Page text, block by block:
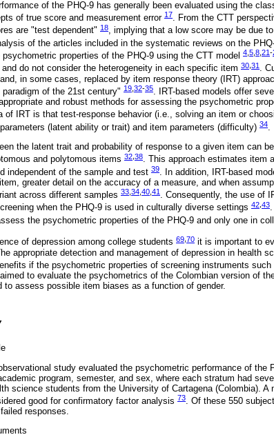
of the PHQ-9 has generally been evaluated using the
of true score and measurement error 17. From the CTT
are "test dependent" 18, implying that a low score may be due
of the articles included in the systematic reviews on the
properties of the PHQ-9 using the CTT model 4 5 8 21-
do not consider the heterogeneity in each specific item 30,31 .
in some cases, replaced by item response theory (IRT)
of the 21st century" 19 32-35. IRT-based models offer
and robust methods for assessing the psychometric
of IRT is that test-response behavior (i.e., solving an item or
(latent ability or trait) and item parameters (difficulty) 34.
the latent trait and probability of response to a given item can
and polytomous items 32 38. This approach estimates item
independent of the sample and test 39
. In addition, IRT-based
greater detail on the accuracy of a measure, and when
across different samples 33 34 40 41 . Consequently, the use of
when the PHQ-9 is used in culturally diverse settings 42 43
the psychometric properties of the PHQ-9 and only one in
of depression among college students 69 70 it is important to
appropriate detection and management of depression in health
if the psychometric properties of screening instruments
to evaluate the psychometrics of the Colombian version of
to assess possible item biases as a function of gender.
study evaluated the psychometric performance of the
program, semester, and sex, where each stratum had
science students from the University of Cartagena (Colombia).
good for confirmatory factor analysis 73. Of these 550
responses.